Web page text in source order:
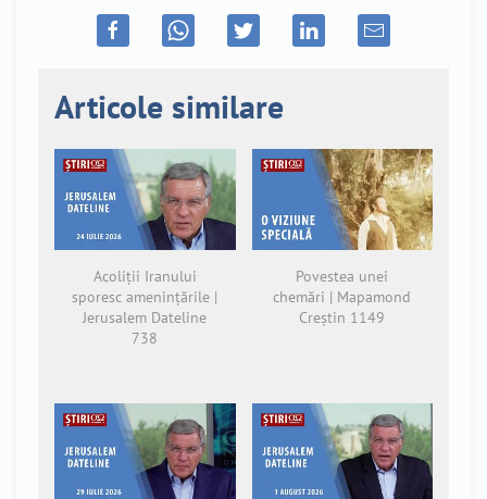
Articole similare
Acoliții Iranului
sporesc amenințările |
Jerusalem Dateline
738
Povestea unei
chemări | Mapamond
Creștin 1149